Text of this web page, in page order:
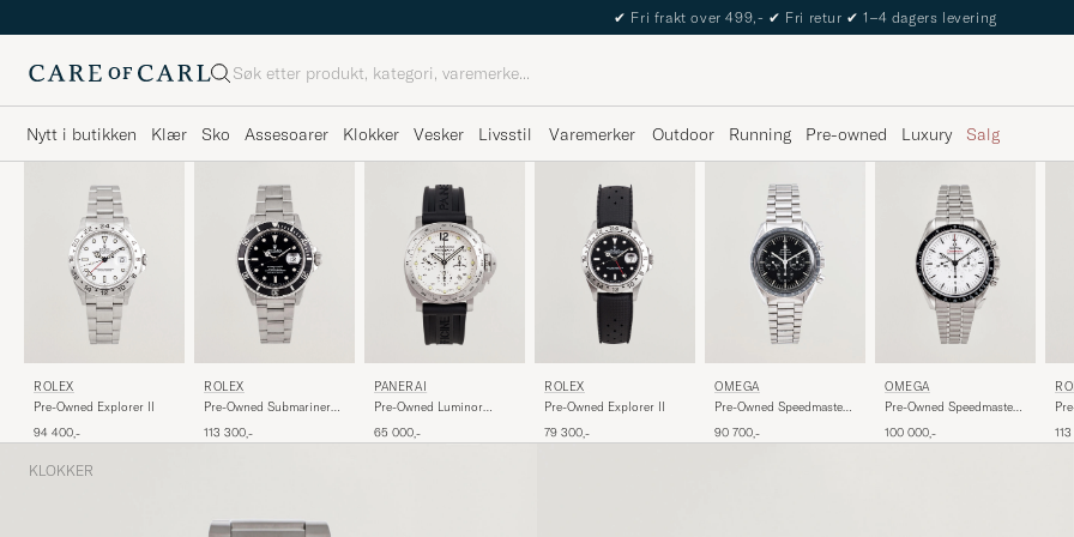
✔ Fri frakt over 499,- ✔ Fri retur ✔ 1–4 dagers levering
Søk
Nytt i butikken Klær Sko Assesoarer Klokker Vesker Livsstil Varemerker Outdoor Running Pre-owned Luxury Salg
ROLEX
Pre-Owned Explorer II
94 400,-
ROLEX
Pre-Owned Submariner
113 300,-
PANERAI
Pre-Owned Luminor
65 000,-
ROLEX
Pre-Owned Explorer II
79 300,-
OMEGA
Pre-Owned Speedmaster
90 700,-
OMEGA
Pre-Owned Speedmaster
100 000,-
KLOKKER